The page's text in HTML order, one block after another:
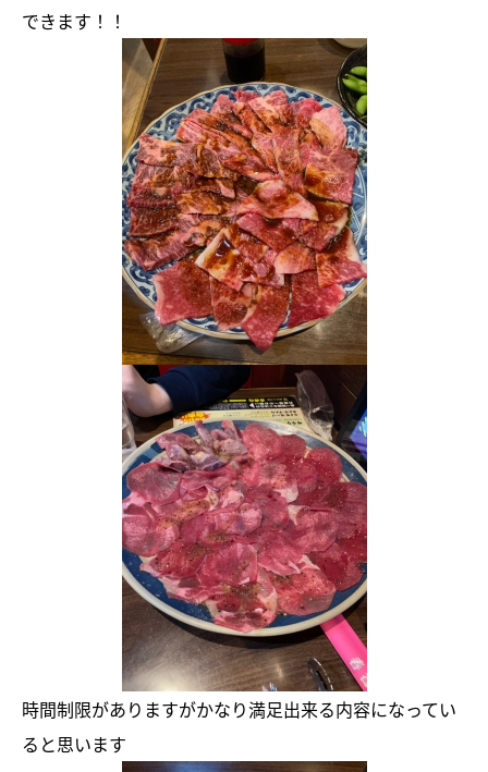
できます！！
時間制限がありますがかなり満足出来る内容になってい
ると思います